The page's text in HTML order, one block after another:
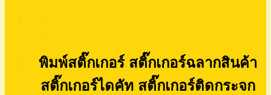
พิมพ์สติ๊กเกอร์ สติ๊กเกอร์ฉลากสินค้า
สติ๊กเกอร์ไดคัท สติ๊กเกอร์ติดกระจก